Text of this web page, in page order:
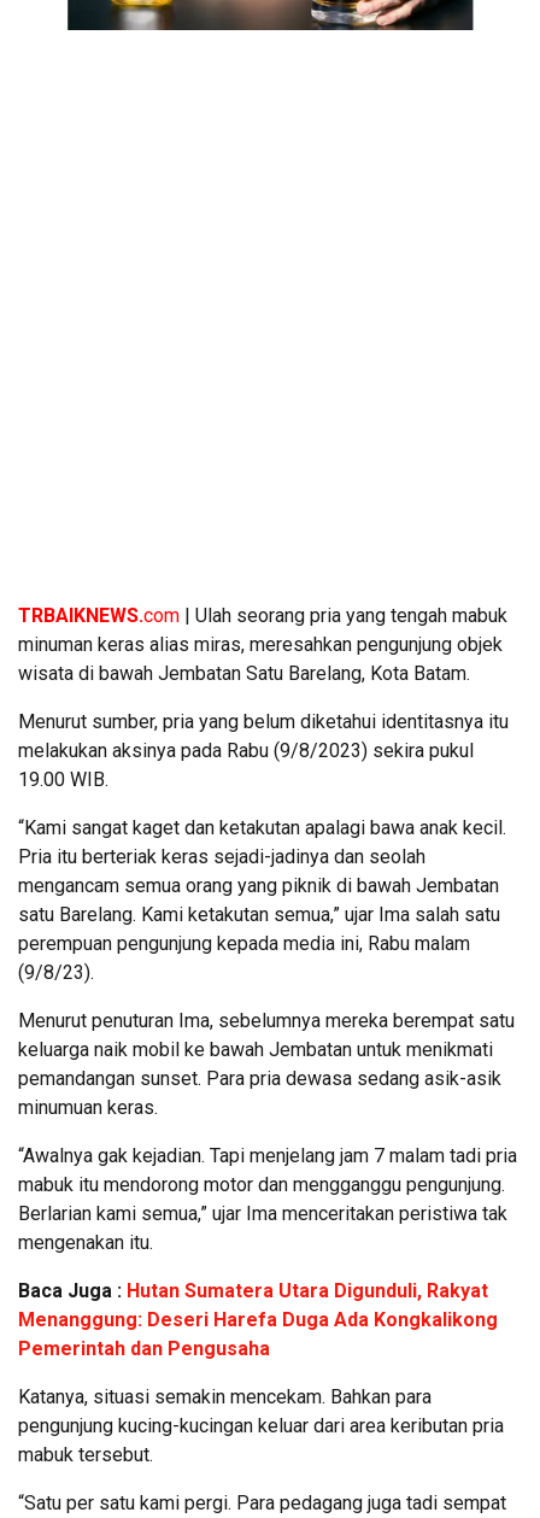
TRBAIKNEWS.com | Ulah seorang pria yang tengah mabuk
minuman keras alias miras, meresahkan pengunjung objek
wisata di bawah Jembatan Satu Barelang, Kota Batam.
Menurut sumber, pria yang belum diketahui identitasnya itu
melakukan aksinya pada Rabu (9/8/2023) sekira pukul
19.00 WIB.
“Kami sangat kaget dan ketakutan apalagi bawa anak kecil.
Pria itu berteriak keras sejadi-jadinya dan seolah
mengancam semua orang yang piknik di bawah Jembatan
satu Barelang. Kami ketakutan semua,” ujar Ima salah satu
perempuan pengunjung kepada media ini, Rabu malam
(9/8/23).
Menurut penuturan Ima, sebelumnya mereka berempat satu
keluarga naik mobil ke bawah Jembatan untuk menikmati
pemandangan sunset. Para pria dewasa sedang asik-asik
minumuan keras.
“Awalnya gak kejadian. Tapi menjelang jam 7 malam tadi pria
mabuk itu mendorong motor dan mengganggu pengunjung.
Berlarian kami semua,” ujar Ima menceritakan peristiwa tak
mengenakan itu.
Baca Juga : Hutan Sumatera Utara Digunduli, Rakyat
Menanggung: Deseri Harefa Duga Ada Kongkalikong
Pemerintah dan Pengusaha
Katanya, situasi semakin mencekam. Bahkan para
pengunjung kucing-kucingan keluar dari area keributan pria
mabuk tersebut.
“Satu per satu kami pergi. Para pedagang juga tadi sempat